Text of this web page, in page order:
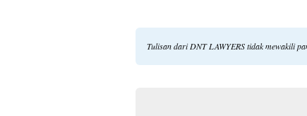
Tulisan dari DNT LAWYERS tidak mewakili